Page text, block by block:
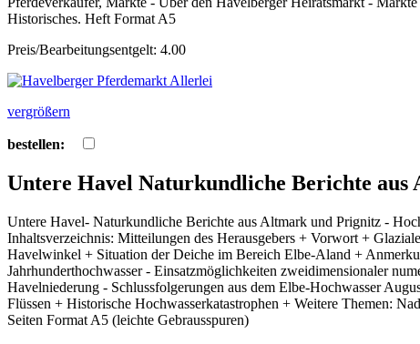
Historisches. Heft Format A5
Preis/Bearbeitungsentgelt: 4.00
vergrößern
bestellen:
Untere Havel Naturkundliche Berichte
Untere Havel- Naturkundliche Berichte aus Altmark und Prignitz -
Inhaltsverzeichnis: Mitteilungen des Herausgebers + Vorwort +
Havelwinkel + Situation der Deiche im Bereich Elbe-Aland +
Jahrhunderthochwasser - Einsatzmöglichkeiten zweidimensionaler
Havelniederung - Schlussfolgerungen aus dem Elbe-Hochwasser
Flüssen + Historische Hochwasserkatastrophen + Weitere Themen:
Seiten Format A5 (leichte Gebrausspuren)